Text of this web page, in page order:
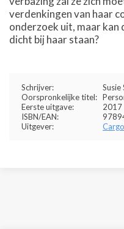
verdenkingen van haar
onderzoek uit, maar kan
dicht bij haar staan?
Schrijver:
Susie
Oorspronkelijke titel:
Eerste uitgave:
2017
ISBN/EAN:
Uitgever:
Cargo